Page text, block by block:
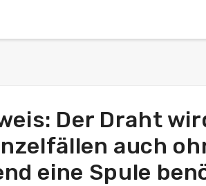
Der Draht
auch
eine Spule